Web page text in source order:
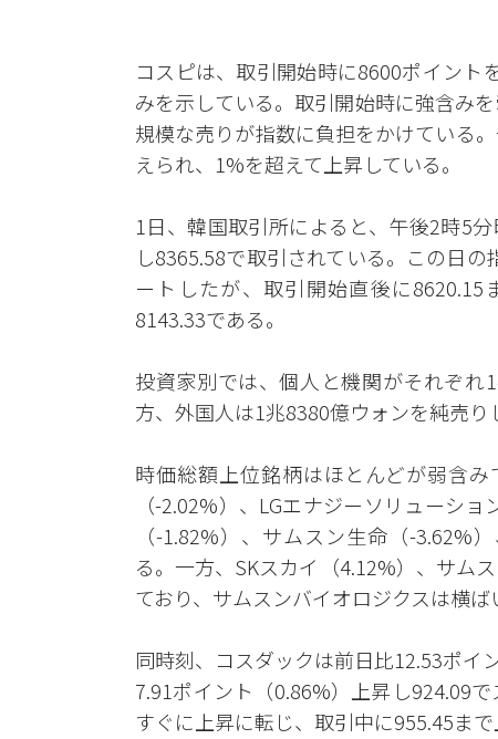
コスピは、取引開始時に8600ポイント
みを示している。取引開始時に強含み
規模な売りが指数に負担をかけている
えられ、1%を超えて上昇している。
1日、韓国取引所によると、午後2時5
し8365.58で取引されている。この日
ートしたが、取引開始直後に
8143.33である。
投資家別では、個人と機関がそれぞれ
方、外国人は1兆8380億ウォンを純売り
時価総額上位銘柄はほとんどが弱含
（-2.02%）、LGエナジーソリューシ
（-1.82%）、サムスン生命（-3.62%
る。一方、SKスカイ（4.12%）、サム
ており、サムスンバイオロジクスは横ば
同時刻、コスダックは前日比12.53ポイ
7.91ポイント（0.86%）上昇し924.09
すぐに上昇に転じ、取引中に955.45まで